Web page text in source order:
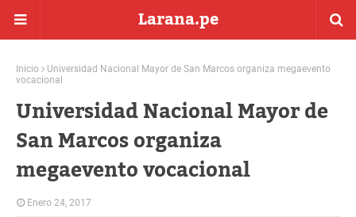
Larana.pe
Inicio
Universidad Nacional Mayor de San Marcos organiza megaevento
vocacional
Universidad Nacional Mayor de
San Marcos organiza
megaevento vocacional
Enero 24, 2017